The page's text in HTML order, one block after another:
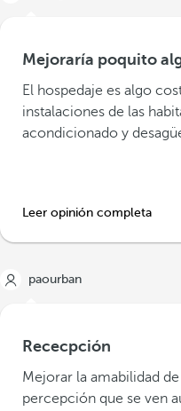
Mejoraría poquito
El hospedaje es algo
instalaciones de las
acondicionado y
Leer opinión completa
paourban
Rececpción
Mejorar la amabilidad
percepción que se ven